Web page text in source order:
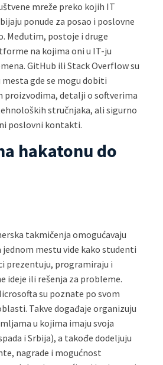
mreže preko kojih IT
ponude za posao i poslovne
Međutim, postoje i druge
na kojima oni u IT-ju
GitHub ili Stack Overflow su
mesta gde se mogu dobiti
proizvodima, detalji o softverima
stručnjaka, ali sigurno
poslovni kontakti.
hakatonu do
takmičenja omogućavaju
jednom mestu vide kako studenti
prezentuju, programiraju i
ideje ili rešenja za probleme.
su poznate po svom
Takve događaje organizuju
u kojima imaju svoja
i Srbija), a takođe dodeljuju
nagrade i mogućnost